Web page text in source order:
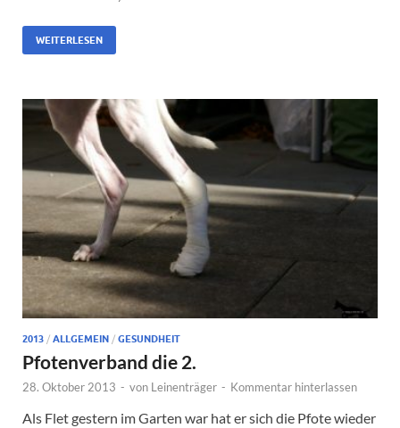
WEITERLESEN
2013 / ALLGEMEIN / GESUNDHEIT
Pfotenverband die 2.
28. Oktober 2013 - von Leinenträger - Kommentar hinterlassen
Als Flet gestern im Garten war hat er sich die Pfote wieder